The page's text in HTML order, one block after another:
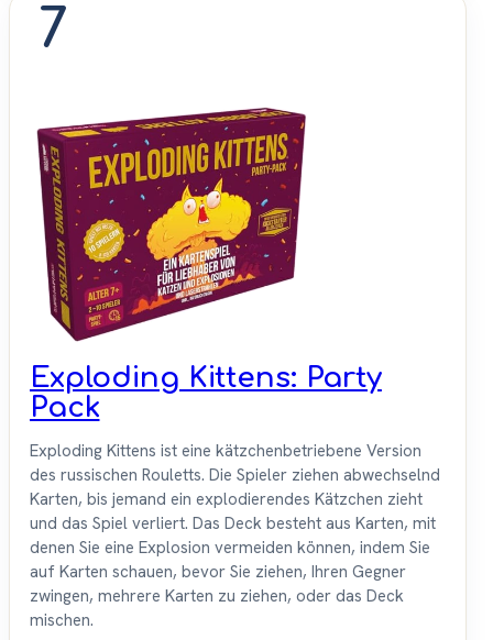
7
Exploding Kittens: Party
Pack
Exploding Kittens ist eine kätzchenbetriebene Version
des russischen Rouletts. Die Spieler ziehen abwechselnd
Karten, bis jemand ein explodierendes Kätzchen zieht
und das Spiel verliert. Das Deck besteht aus Karten, mit
denen Sie eine Explosion vermeiden können, indem Sie
auf Karten schauen, bevor Sie ziehen, Ihren Gegner
zwingen, mehrere Karten zu ziehen, oder das Deck
mischen.